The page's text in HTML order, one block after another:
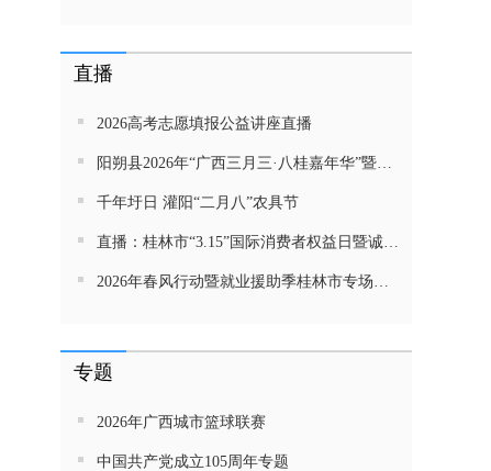
直播
2026高考志愿填报公益讲座直播
阳朔县2026年“广西三月三·八桂嘉年华”暨金龙巡游活动直播
千年圩日 灌阳“二月八”农具节
直播：桂林市“3.15”国际消费者权益日暨诚信教育主题活动网民面对面活动
2026年春风行动暨就业援助季桂林市专场招聘活动直播带岗
专题
2026年广西城市篮球联赛
中国共产党成立105周年专题